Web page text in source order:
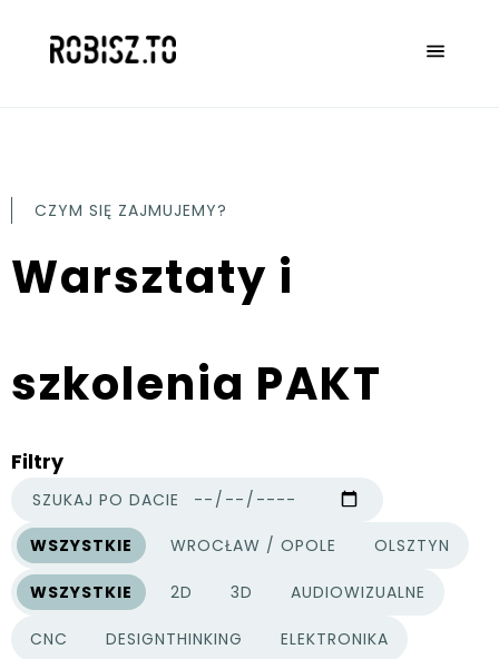
CZYM SIĘ ZAJMUJEMY?
Warsztaty i
szkolenia PAKT
Filtry
SZUKAJ PO DACIE
WSZYSTKIE
MIASTA
WROCŁAW / OPOLE OLSZTYN
WSZYSTKIE
KATEGORIE PROJEKTÓW
2D 3D AUDIOWIZUALNE
CNC DESIGNTHINKING ELEKTRONIKA